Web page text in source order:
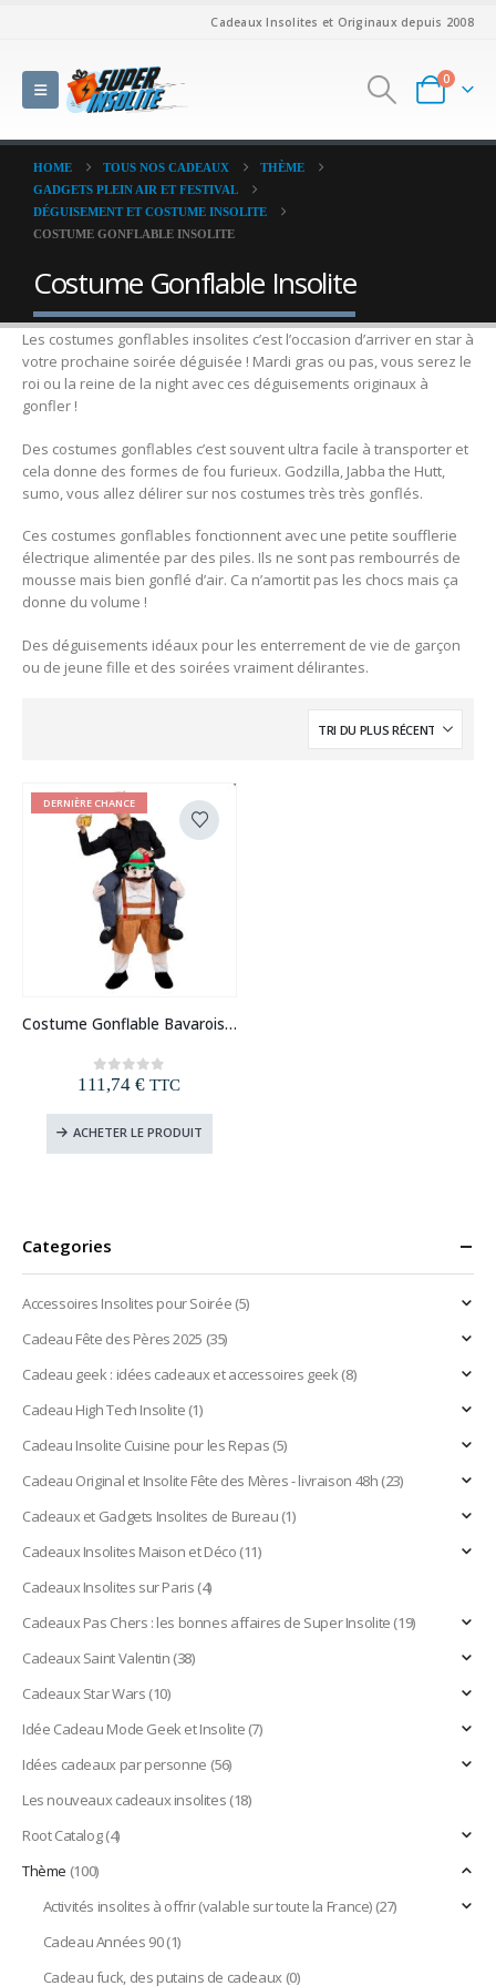
Cadeaux Insolites et Originaux depuis 2008
0
HOME TOUS NOS CADEAUX
THÈME
GADGETS PLEIN AIR ET FESTIVAL
DÉGUISEMENT ET COSTUME INSOLITE
COSTUME GONFLABLE INSOLITE
Costume Gonflable Insolite
Les costumes gonflables insolites c’est l’occasion d’arriver en star à
votre prochaine soirée déguisée ! Mardi gras ou pas, vous serez le
roi ou la reine de la night avec ces déguisements originaux à
gonfler !
Des costumes gonflables c’est souvent ultra facile à transporter et
cela donne des formes de fou furieux. Godzilla, Jabba the Hutt,
sumo, vous allez délirer sur nos costumes très très gonflés.
Ces costumes gonflables fonctionnent avec une petite soufflerie
électrique alimentée par des piles. Ils ne sont pas rembourrés de
mousse mais bien gonflé d’air. Ca n’amortit pas les chocs mais ça
donne du volume !
Des déguisements idéaux pour les enterrement de vie de garçon
ou de jeune fille et des soirées vraiment délirantes.
DERNIÈRE CHANCE
Costume Gonflable Bavarois sur ses Epaules
0 out of 5
111,74€ TTC
ACHETER LE PRODUIT
Categories
Accessoires Insolites pour Soirée(5)
Cadeau Fête des Pères 2025 (35)
Cadeau geek : idées cadeaux et accessoires geek(8)
Cadeau High Tech Insolite(1)
Cadeau Insolite Cuisine pour les Repas(5)
Cadeau Original et Insolite Fête des Mères - livraison 48h(23)
Cadeaux et Gadgets Insolites de Bureau(1)
Cadeaux Insolites Maison et Déco(11)
Cadeaux Insolites sur Paris(4)
Cadeaux Pas Chers : les bonnes affaires de Super Insolite(19)
Cadeaux Saint Valentin(38)
Cadeaux Star Wars(10)
Idée Cadeau Mode Geek et Insolite(7)
Idées cadeaux par personne (56)
Les nouveaux cadeaux insolites(18)
Root Catalog(4)
Thème (100)
Activités insolites à offrir (valable sur toute la France)(27)
Cadeau Années 90(1)
Cadeau fuck, des putains de cadeaux(0)